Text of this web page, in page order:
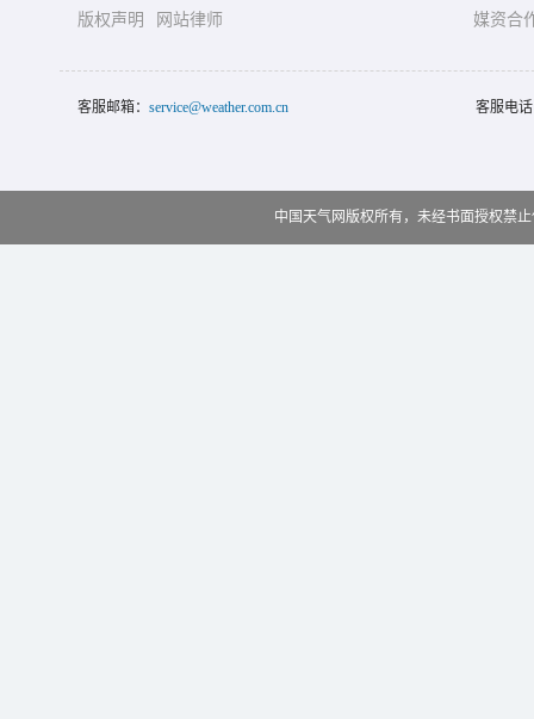
版权声明
网站律师
媒资合
客服邮箱： service@weather.com.cn 客服电
中国天气网版权所有，未经书面授权